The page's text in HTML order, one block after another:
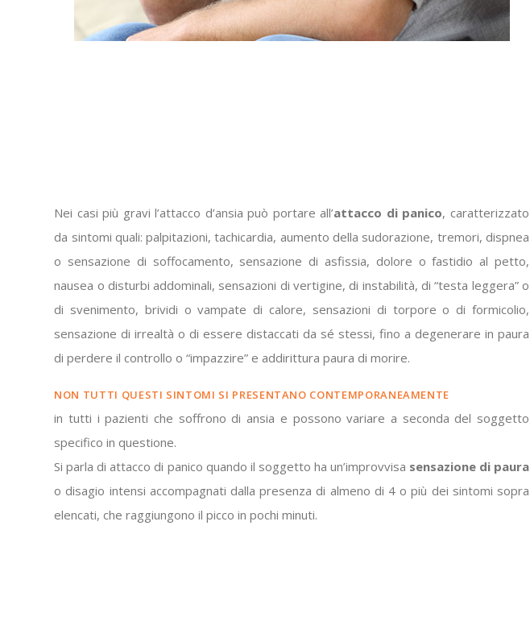
Nei casi più gravi l’attacco d’ansia può portare all’attacco di panico, caratterizzato
da sintomi quali: palpitazioni, tachicardia, aumento della sudorazione, tremori, dispnea
o sensazione di soffocamento, sensazione di asfissia, dolore o fastidio al petto,
nausea o disturbi addominali, sensazioni di vertigine, di instabilità, di “testa leggera” o
di svenimento, brividi o vampate di calore, sensazioni di torpore o di formicolio,
sensazione di irrealtà o di essere distaccati da sé stessi, fino a degenerare in paura
di perdere il controllo o “impazzire” e addirittura paura di morire.
NON TUTTI QUESTI SINTOMI SI PRESENTANO CONTEMPORANEAMENTE
in tutti i pazienti che soffrono di ansia e possono variare a seconda del soggetto
specifico in questione.
Si parla di attacco di panico quando il soggetto ha un’improvvisa sensazione di paura
o disagio intensi accompagnati dalla presenza di almeno di 4 o più dei sintomi sopra
elencati, che raggiungono il picco in pochi minuti.